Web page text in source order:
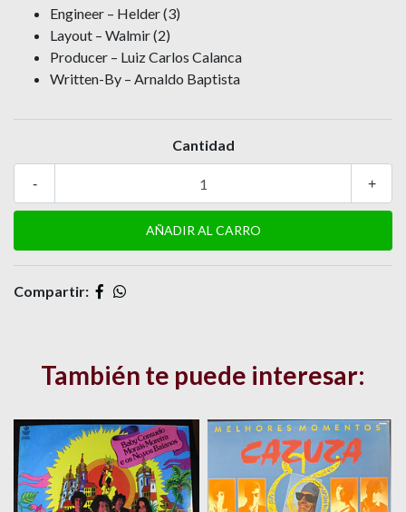
Engineer – Helder (3)
Layout – Walmir (2)
Producer – Luiz Carlos Calanca
Written-By – Arnaldo Baptista
Cantidad
+
-
Compartir:
También te puede interesar: